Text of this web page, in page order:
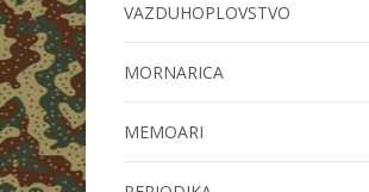
VAZDUHOPLOVSTVO
MORNARICA
MEMOARI